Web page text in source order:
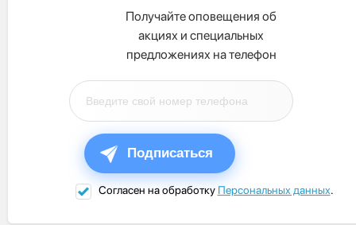
Получайте оповещения об
акциях и специальных
предложениях на телефон
Подписаться
Согласен на обработку Персональных данных.